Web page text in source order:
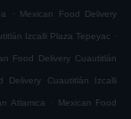
. Mexican Food Delivery
Izcalli Plaza Tepeyac .
Food Delivery Cuautitlán
Delivery Cuautitlán Izcalli
Atlamica . Mexican Food